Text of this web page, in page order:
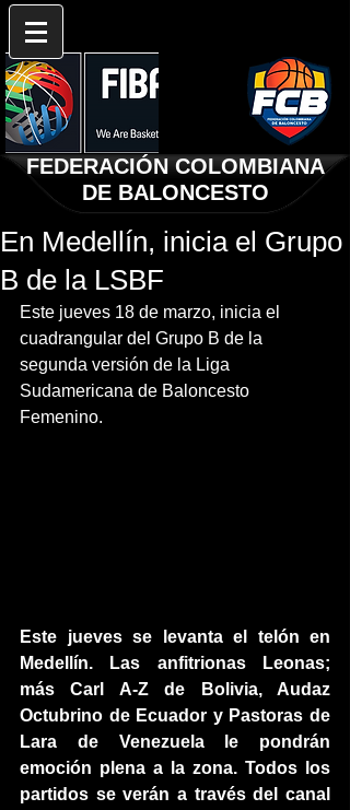
FEDERACIÓN COLOMBIANA
DE BALONCESTO
En Medellín, inicia el Grupo
B de la LSBF
Este jueves 18 de marzo, inicia el
cuadrangular del Grupo B de la
segunda versión de la Liga
Sudamericana de Baloncesto
Femenino.
Este jueves se levanta el telón en
Medellín. Las anfitrionas Leonas;
más Carl A-Z de Bolivia, Audaz
Octubrino de Ecuador y Pastoras de
Lara de Venezuela le pondrán
emoción plena a la zona. Todos los
partidos se verán a través del canal